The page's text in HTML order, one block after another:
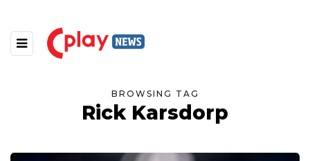
BROWSING TAG
Rick Karsdorp